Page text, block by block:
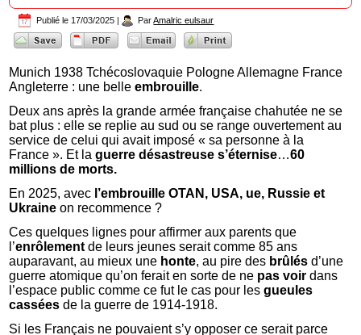
Publié le 17/03/2025 | Par Amalric eulsaur
Munich 1938 Tchécoslovaquie Pologne Allemagne France
Angleterre : une belleembrouille.
Deux ans après la grande armée française chahutée ne se
bat plus : elle se replie au sud ou se range ouvertement au
service de celui qui avait imposé « sa personne à la
France ». Et laguerre désastreuse s’éternise…60
millions de morts.
En 2025, avec l’embrouille OTAN, USA, ue, Russie et
Ukraine on recommence ?
Ces quelques lignes pour affirmer aux parents que
l’enrôlement de leurs jeunes serait comme 85 ans
auparavant, au mieux une honte, au pire des brûlés d’une
guerre atomique qu’on ferait en sorte de ne pas voir dans
l’espace public comme ce fut le cas pour lesgueules
cassées de la guerre de 1914-1918.
Si les Français ne pouvaient s’y opposer ce serait parce